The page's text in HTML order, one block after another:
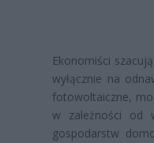
Ekonomiści
wyłącznie na
fotowoltaiczne,
w zależności od
gospodarstw